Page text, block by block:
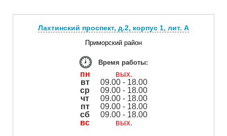
Лахтинский проспект, д.2, корпус 1, лит. А
Приморский район
Время работы:
пн
вых.
вт
09.00 - 18.00
ср
09.00 - 18.00
чт
09.00 - 18.00
пт
09.00 - 18.00
сб
09.00 - 18.00
вс
вых.